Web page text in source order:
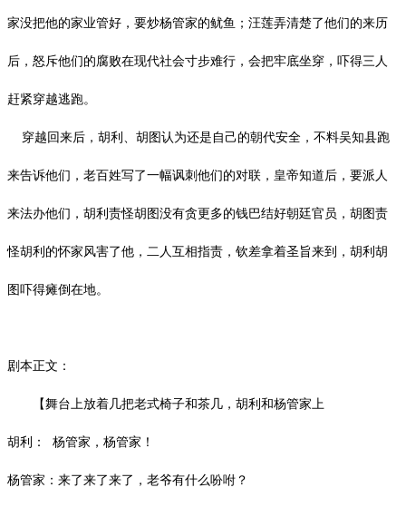
家没把他的家业管好，要炒杨管家的鱿鱼；汪莲弄清楚了他们的来历
后，怒斥他们的腐败在现代社会寸步难行，会把牢底坐穿，吓得三人
赶紧穿越逃跑。
穿越回来后，胡利、胡图认为还是自己的朝代安全，不料吴知县跑
来告诉他们，老百姓写了一幅讽刺他们的对联，皇帝知道后，要派人
来法办他们，胡利责怪胡图没有贪更多的钱巴结好朝廷官员，胡图责
怪胡利的怀家风害了他，二人互相指责，钦差拿着圣旨来到，胡利胡
图吓得瘫倒在地。
剧本正文：
【舞台上放着几把老式椅子和茶几，胡利和杨管家上
胡利： 杨管家，杨管家！
杨管家：来了来了来了，老爷有什么吩咐？